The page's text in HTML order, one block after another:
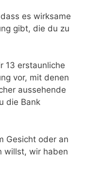
es wirksame
gibt, die du zu
13 erstaunliche
vor, mit denen
aussehende
die Bank
Gesicht oder an
willst, wir haben